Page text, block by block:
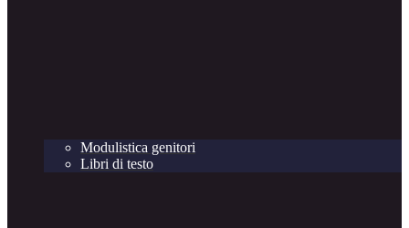
Modulistica genitori
Libri di testo